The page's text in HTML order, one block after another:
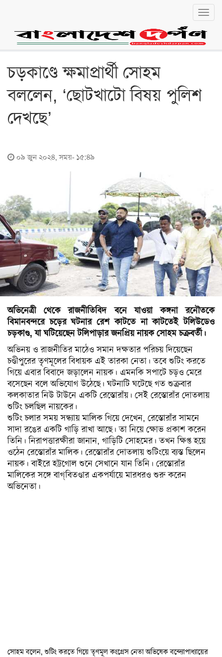
রাজনীতি
অর্থনীতি
চট্টগ্রাম
খুলনা
ঢাকা
সিলেট
ময়মনসিংহ
রাজশাহী
রংপুর
বিদেশ
ভারত
আমেরিকা
ইউরোপ
মধ্যপ্রাচ্য
এশিয়া
আফ্রিকা
অস্ট্রেলিয়া
অন্যত্র
খেলা
লাইফস্টাইল
বাংলা English
চড়কাণ্ডে ক্ষমাপ্রার্থী সোহম
বললেন, ‘ছোটখাটো বিষয় পুলিশ
দেখছে’
০৯ জুন ২০২৪, সময়- ১৫:৪৯
অভিনেত্রী থেকে রাজনীতিবিদ বনে যাওয়া কঙ্গনা
রনৌতকে
বিমানবন্দরে চড়ের ঘটনার রেশ কাটতে না কাটতেই টলিউডেও
চড়কাণ্ড,যা ঘটিয়েছেন টলিপাড়ার জনপ্রিয় নায়ক সোহম চক্রবর্তী।
অভিনয় ও রাজনীতির মাঠেও সমান দক্ষতার পরিচয় দিয়েছেন
চণ্ডীপুরের তৃণমূলের বিধায়ক এই তারকা নেতা। তবে শুটিং করতে
গিয়ে এবার বিবাদে জড়ালেন নায়ক। এমনকি সপাটে চড়ও মেরে
বসেছেন বলে অভিযোগ উঠেছে। ঘটনাটি ঘটেছে গত শুক্রবার
কলকাতার নিউ টাউনে একটি রেস্তোরাঁয়। সেই রেস্তোরাঁর দোতলায়
শুটিং চলছিল নায়কের।
শুটিং চলার সময় সন্ধ্যায় মালিক গিয়ে দেখেন, রেস্তোরাঁর সামনে
সাদা রঙের একটি গাড়ি রাখা আছে। তা নিয়ে ক্ষোভ প্রকাশ করেন
তিনি। নিরাপত্তারক্ষীরা জানান, গাড়িটি সোহমের। তখন ক্ষিপ্ত হয়ে
ওঠেন রেস্তোরাঁর মালিক। রেস্তোরাঁর দোতলায় শুটিংয়ে ব্যস্ত ছিলেন
নায়ক। বাইরে হট্টগোল শুনে সেখানে যান তিনি। রেস্তোরাঁর
মালিকের সঙ্গে বাগ্বিতণ্ডার একপর্যায়ে মারধরও শুরু করেন
অভিনেতা।
সোহম বলেন, শুটিং করতে গিয়ে তৃণমূল কংগ্রেস নেতা অভিষেক বন্দ্যোপাধ্যায়ের